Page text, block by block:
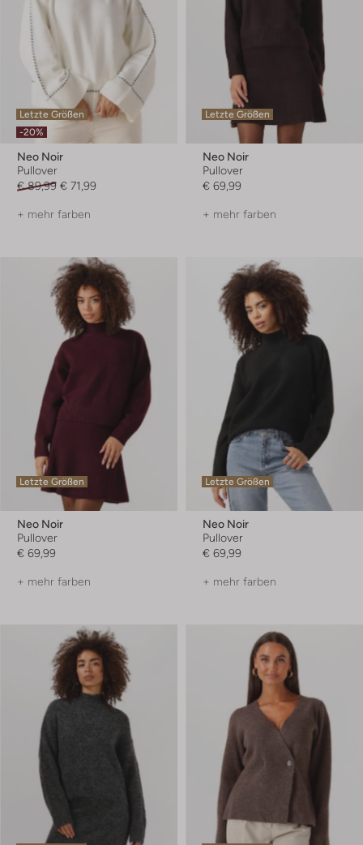
Letzte Größen
-20%
Neo Noir
Pullover
€ 89,99 € 71,99
+ mehr farben
Letzte Größen
Neo Noir
Pullover
€ 69,99
+ mehr farben
Letzte Größen
Neo Noir
Pullover
€ 69,99
+ mehr farben
Letzte Größen
Neo Noir
Pullover
€ 69,99
+ mehr farben